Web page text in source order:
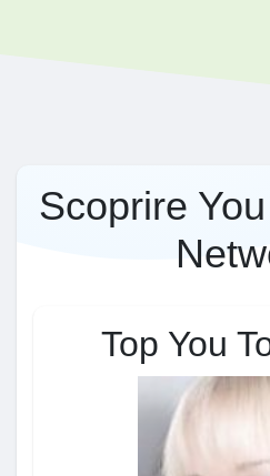
Scoprire
Top You